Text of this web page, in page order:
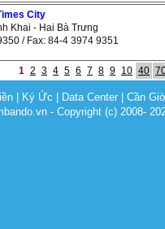
City
Khai - Hai Bà Trưng
/ Fax: 84-4 3974 9351
1 2 3 4 5 6 7 8 9 10 40
Ký Ức Data Center |Cần
- Copyright (c) 2008-